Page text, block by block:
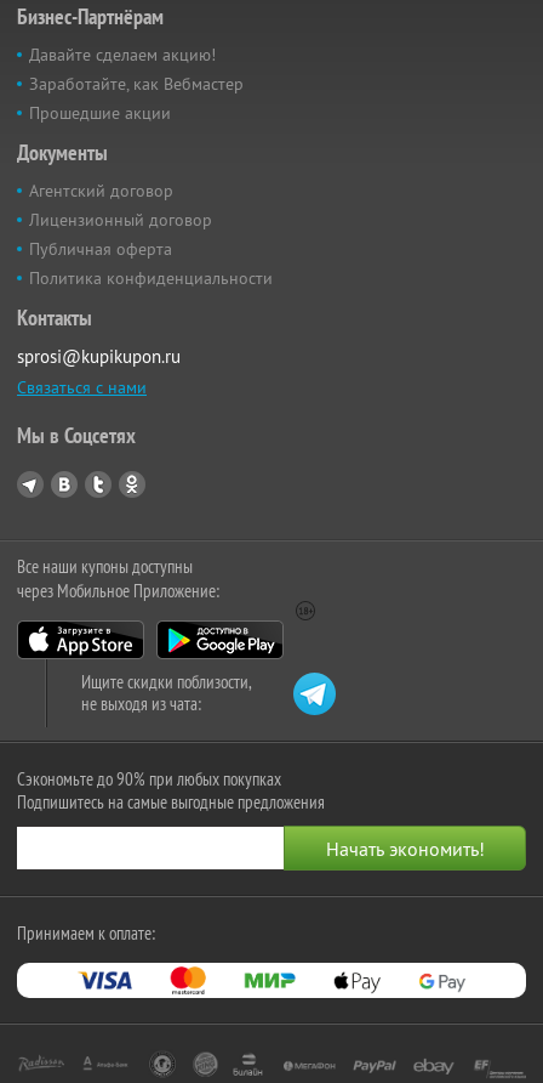
Бизнес-Партнёрам
Давайте сделаем акцию!
Заработайте, как Вебмастер
Прошедшие акции
Документы
Агентский договор
Лицензионный договор
Публичная оферта
Политика конфиденциальности
Контакты
sprosi@kupikupon.ru
Связаться с нами
Мы в Соцсетях
Все наши купоны доступны
через Мобильное Приложение:
Ищите скидки поблизости,
не выходя из чата:
Сэкономьте до 90% при любых покупках
Подпишитесь на самые выгодные предложения
Принимаем к оплате: